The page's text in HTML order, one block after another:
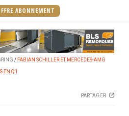
ABONNEMENT
FABIAN SCHILLER ET MERCEDES-AMG
EN Q1
PARTAGER